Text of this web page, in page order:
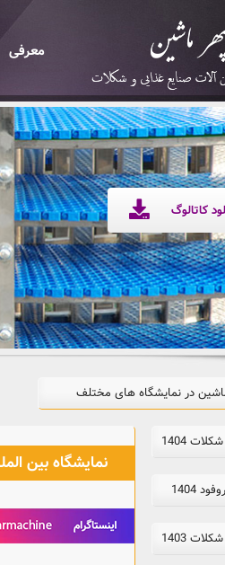
معرفی
کاتالوگ
در نمایشگاه های مختلف
نمایشگاه بین
1404
1404
1403